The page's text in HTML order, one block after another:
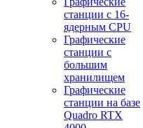
станции с 16-
ядерным CPU
Графические
станции с
большим
хранилищем
Графические
станции на базе
Quadro RTX